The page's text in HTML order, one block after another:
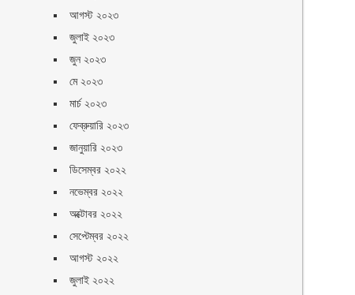
আগস্ট ২০২৩
জুলাই ২০২৩
জুন ২০২৩
মে ২০২৩
মার্চ ২০২৩
ফেব্রুয়ারি ২০২৩
জানুয়ারি ২০২৩
ডিসেম্বর ২০২২
নভেম্বর ২০২২
অক্টোবর ২০২২
সেপ্টেম্বর ২০২২
আগস্ট ২০২২
জুলাই ২০২২